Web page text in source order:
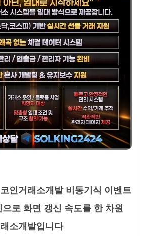
인거래소개발 비동기식 이벤트
로 화면 갱신 속도를 한 차원
소개발입니다